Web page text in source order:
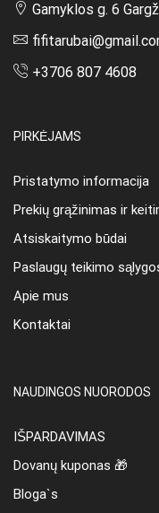
Gamyklos g. 6
+3706 807 4608
PIRKĖJAMS
Pristatymo informacija
Prekių grąžinimas ir
Atsiskaitymo būdai
Paslaugų teikimo
Apie mus
Kontaktai
NAUDINGOS NUORODOS
IŠPARDAVIMAS
Dovanų kuponas 🎁
Bloga`s